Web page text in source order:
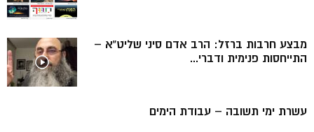
מבצע חרבות ברזל: הרב אדם סיני שליט”א –
התייחסות פנימית ודברי...
עשרת ימי תשובה – עבודת הימים